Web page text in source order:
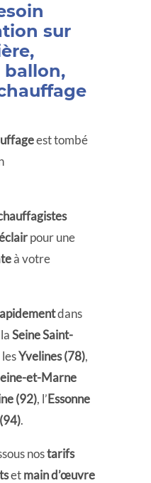
sur
,
ballon,
est tombé
pour une
à votre
dans
Seine Saint-
lesYvelines (78),
et-Marne
(92), l’Essonne
.
nostarifs
etmain d’œuvre